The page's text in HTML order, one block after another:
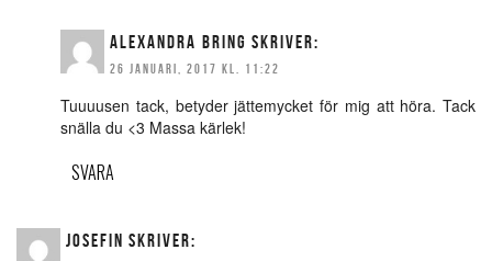
ALEXANDRA BRING SKRIVER:
26 JANUARI, 2017 KL. 11:22
Tuuuusen tack, betyder jättemycket för mig att höra. Tack
snälla du <3 Massa kärlek!
SVARA
JOSEFIN SKRIVER: